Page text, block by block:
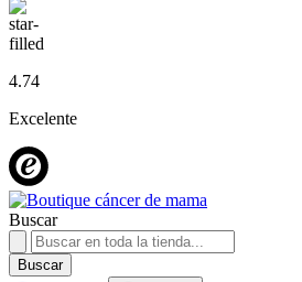
4.74
Excelente
Buscar
Buscar